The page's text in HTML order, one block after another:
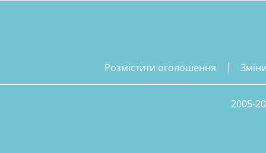
розмістити оголошення
2005-